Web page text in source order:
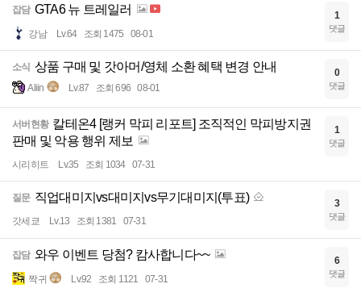
잡담 GTA6 뉴 트레일러
강남 Lv.64 조회 1475 08-01
1
댓글
소식 상품 구매 및 갓아머/영체 소환 혜택 변경 안내
Aliin Lv.87 조회 696 08-01
0
댓글
서버현황 칼테온4 [랭커 막피 리포트] 조직적인 막피방지권
판매 및 악용 행위 제보
시리히트 Lv.35 조회 1034 07-31
1
댓글
질문 직업대미지vs대미지vs무기대미지(투표)
갓세쿄 Lv.13 조회 1381 07-31
3
댓글
잡담 와우 이벤트 당첨? 캄사합니다~~
짝귀 Lv.92 조회 1121 07-31
6
댓글